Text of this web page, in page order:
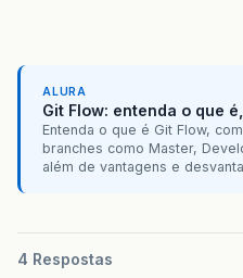
ALURA
Git Flow: entenda o que
Entenda o que é Git Flow,
branches como Master,
além de vantagens e
4 Respostas